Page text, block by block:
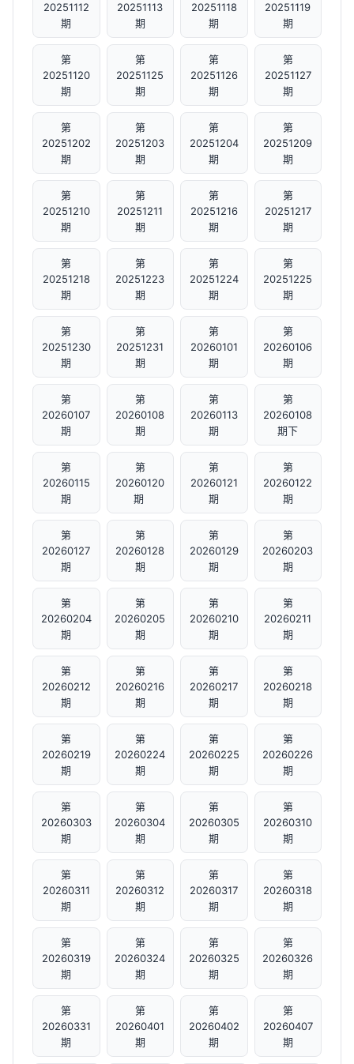
20251112
期
20251113
期
20251118
期
20251119
期
第
20251120
期
第
20251125
期
第
20251126
期
第
20251127
期
第
20251202
期
第
20251203
期
第
20251204
期
第
20251209
期
第
20251210
期
第
20251211
期
第
20251216
期
第
20251217
期
第
20251218
期
第
20251223
期
第
20251224
期
第
20251225
期
第
20251230
期
第
20251231
期
第
20260101
期
第
20260106
期
第
20260107
期
第
20260108
期
第
20260113
期
第
20260108
期下
第
20260115
期
第
20260120
期 ​
第
20260121
期
第
20260122
期
第
20260127
期
第
20260128
期
第
20260129
期
第
20260203
期
第
20260204
期
第
20260205
期
第
20260210
期
第
20260211
期
第
20260212
期
第
20260216
期
第
20260217
期
第
20260218
期
第
20260219
期
第
20260224
期
第
20260225
期
第
20260226
期
第
20260303
期
第
20260304
期
第
20260305
期
第
20260310
期
第
20260311
期
第
20260312
期
第
20260317
期
第
20260318
期
第
20260319
期
第
20260324
期
第
20260325
期
第
20260326
期
第
20260331
期
第
20260401
期
第
20260402
期
第
20260407
期